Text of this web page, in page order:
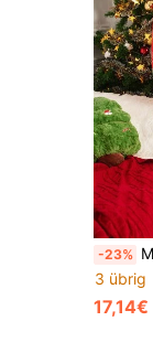
-23%
3 übrig
17,14€